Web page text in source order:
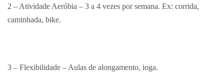
2 – Atividade Aeróbia – 3 a 4 vezes por semana. Ex: corrida,
caminhada, bike.
3 – Flexibilidade – Aulas de alongamento, ioga.